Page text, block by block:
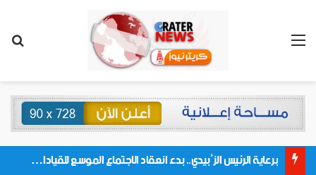
القائمة
برعاية الرئيس الزُبيدي.. بدء انعقاد الاجتماع الموسع للقيادات المحلية بالعاصمة ولمديريات وكتل مجلس العموم ومنسقيات الجامعة بالعاصمة عدن